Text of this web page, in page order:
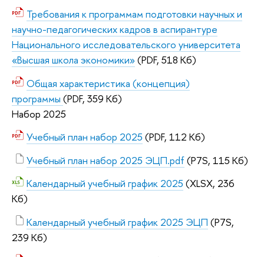
Требования к программам подготовки научных и
научно-педагогических кадров в аспирантуре
Национального исследовательского университета
«Высшая школа экономики»(PDF, 518 Кб)
Общая характеристика (концепция)
программы (PDF, 359 Кб)
Набор 2025
Учебный план набор 2025 (PDF, 112 Кб)
Учебный план набор 2025 ЭЦП.pdf(P7S, 115 Кб)
Календарный учебный график 2025 (XLSX, 236
Кб)
Календарный учебный график 2025 ЭЦП (P7S,
239 Кб)